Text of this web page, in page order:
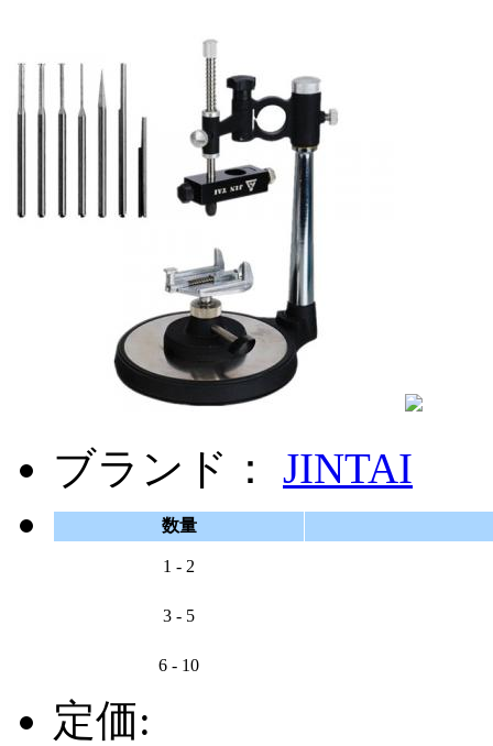
ブランド： JINTAI
数量
1 - 2
3 - 5
6 - 10
定価: